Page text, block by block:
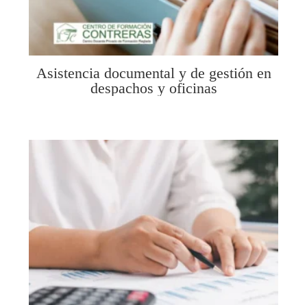
Asistencia documental y de gestión en
despachos y oficinas